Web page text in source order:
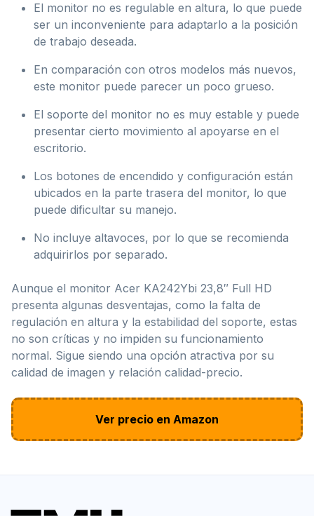
El monitor no es regulable en altura, lo que puede
ser un inconveniente para adaptarlo a la posición
de trabajo deseada.
En comparación con otros modelos más nuevos,
este monitor puede parecer un poco grueso.
El soporte del monitor no es muy estable y puede
presentar cierto movimiento al apoyarse en el
escritorio.
Los botones de encendido y configuración están
ubicados en la parte trasera del monitor, lo que
puede dificultar su manejo.
No incluye altavoces, por lo que se recomienda
adquirirlos por separado.
Aunque el monitor Acer KA242Ybi 23,8″ Full HD
presenta algunas desventajas, como la falta de
regulación en altura y la estabilidad del soporte, estas
no son críticas y no impiden su funcionamiento
normal. Sigue siendo una opción atractiva por su
calidad de imagen y relación calidad-precio.
Ver precio en Amazon